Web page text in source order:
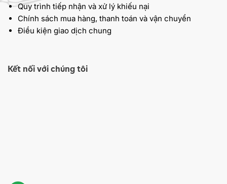
Quy trình tiếp nhận và xử lý khiếu nại
Chính sách mua hàng, thanh toán và vận chuyển
Điều kiện giao dịch chung
Kết nối với chúng tôi